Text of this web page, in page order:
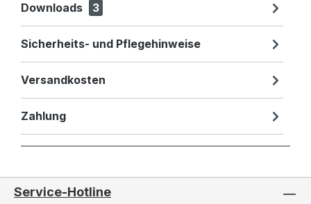
Downloads 3
Sicherheits- und Pflegehinweise
Versandkosten
Zahlung
Service-Hotline